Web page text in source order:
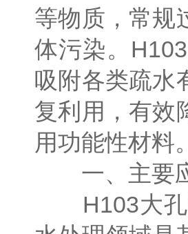
等物质，常规
体污染。
吸附各类疏水
复利用，有效
用功能性材料。
一、主要
H103大孔